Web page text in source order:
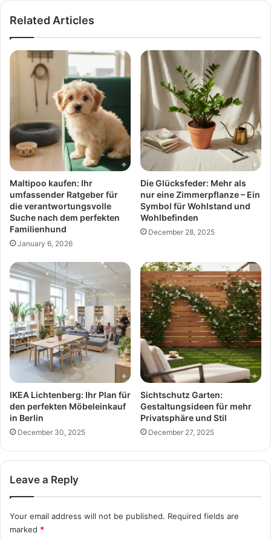
Related Articles
Maltipoo kaufen: Ihr
umfassender Ratgeber für
die verantwortungsvolle
Suche nach dem perfekten
Familienhund
January 6, 2026
Die Glücksfeder: Mehr als
nur eine Zimmerpflanze – Ein
Symbol für Wohlstand und
Wohlbefinden
December 28, 2025
IKEA Lichtenberg: Ihr Plan für
den perfekten Möbeleinkauf
in Berlin
December 30, 2025
Sichtschutz Garten:
Gestaltungsideen für mehr
Privatsphäre und Stil
December 27, 2025
Leave a Reply
Your email address will not be published. Required fields are
marked *